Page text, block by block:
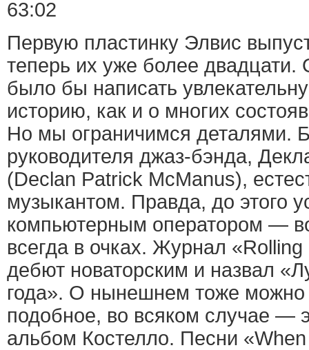
63:02
Первую пластинку Элвис
теперь их уже более
было бы написать
историю, как и о многих
Но мы ограничимся деталями.
руководителя джаз-бэнда,
(Declan Patrick McManus),
музыкантом. Правда, до этого
компьютерным оператором —
всегда в очках. Журнал «Rolling
дебют новаторским и назвал
года». О нынешнем тоже можно
подобное, во всяком случае —
альбом Костелло. Песни